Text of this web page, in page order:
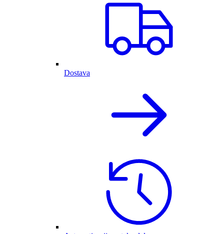
Dostava